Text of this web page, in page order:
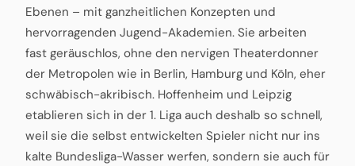
Ebenen – mit ganzheitlichen Konzepten und
hervorragenden Jugend-Akademien. Sie arbeiten
fast geräuschlos, ohne den nervigen Theaterdonner
der Metropolen wie in Berlin, Hamburg und Köln, eher
schwäbisch-akribisch. Hoffenheim und Leipzig
etablieren sich in der 1. Liga auch deshalb so schnell,
weil sie die selbst entwickelten Spieler nicht nur ins
kalte Bundesliga-Wasser werfen, sondern sie auch für